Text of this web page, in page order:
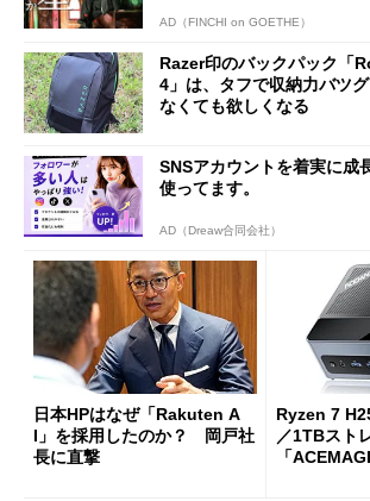
AD（FINCHI on GOETHE）
Razer印のバックパック「
4」は、タフで収納力バツ
なくても欲しくなる
SNSアカウントを着実に成
使ってます。
AD（Dreaw合同会社）
日本HPはなぜ「Rakuten A
I」を採用したのか？ 岡戸社
長に直撃
Ryzen 7
／1TBスト
「